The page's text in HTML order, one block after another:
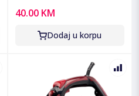
40.00 KM
Dodaj u korpu